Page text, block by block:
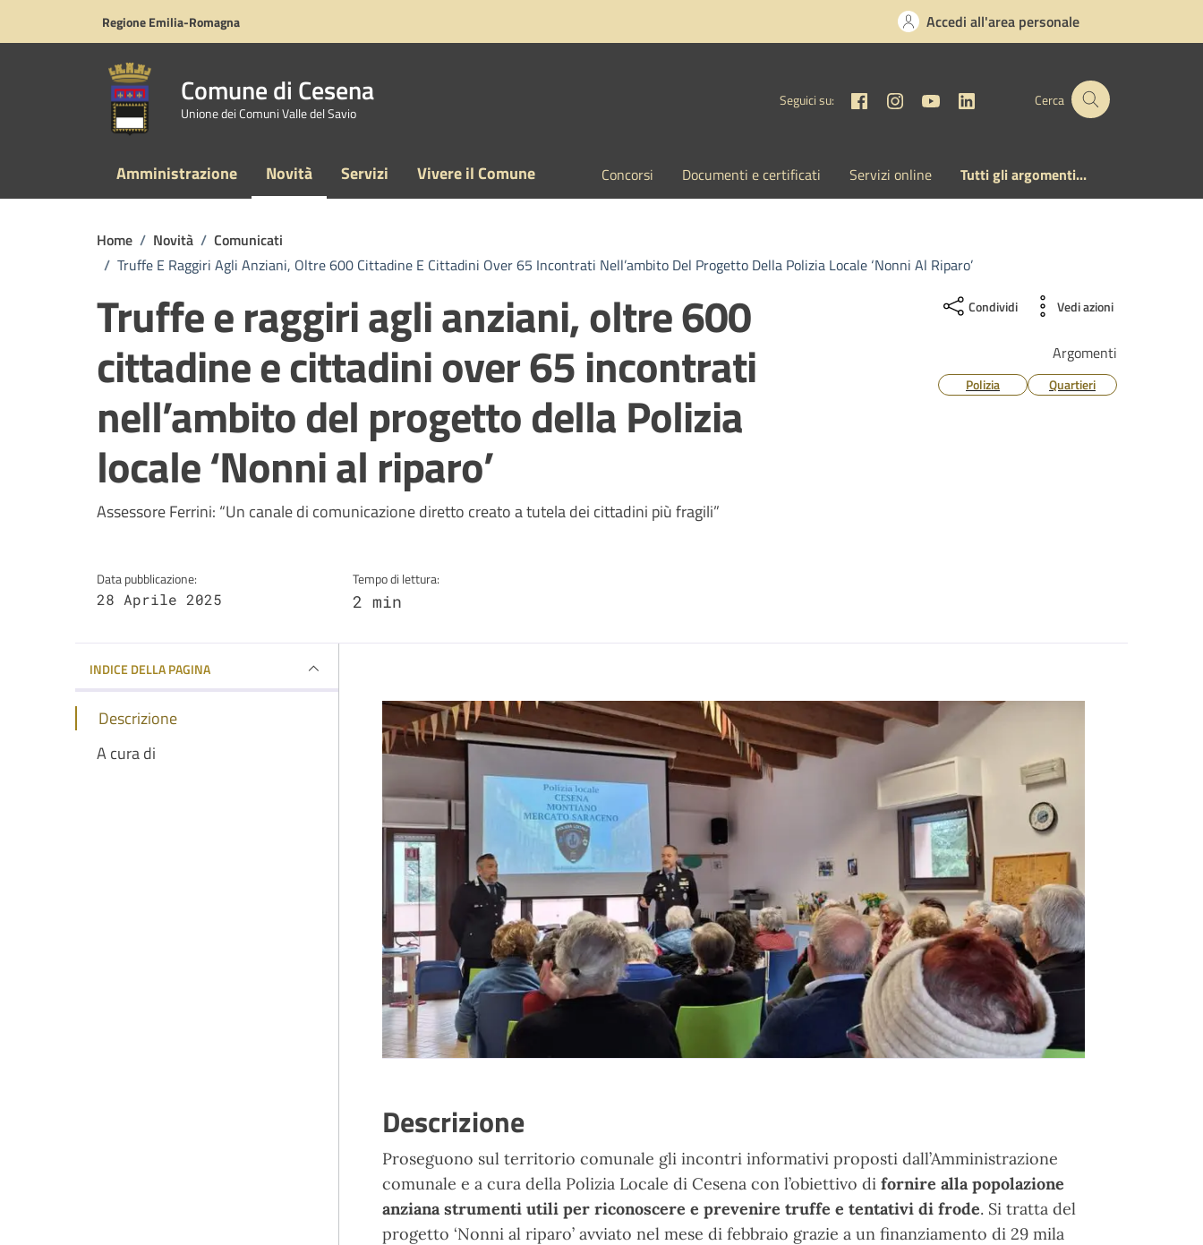
Regione Emilia-Romagna Accedi all'area personale
Comune di Cesena
Unione dei Comuni Valle del Savio
Seguici su: FacebookInstagram
YouTubeLinkedinCerca
Amministrazione Novità Servizi Vivere il Comune Concorsi Documenti e certificati Servizi online Tutti gli argomenti...
Home / Novità / Comunicati
/ Truffe E Raggiri Agli Anziani, Oltre 600 Cittadine E Cittadini Over 65 Incontrati Nell’ambito Del Progetto Della Polizia Locale ‘Nonni Al Riparo’
Truffe e raggiri agli anziani, oltre 600
cittadine e cittadini over 65 incontrati
nell’ambito del progetto della Polizia
locale ‘Nonni al riparo’
Dettagli della notizia
Assessore Ferrini: “Un canale di comunicazione diretto creato a tutela dei cittadini più fragili”
Data pubblicazione:
28 Aprile 2025
Tempo di lettura:
2 min
Condividi Vedi azioni
Argomenti
Polizia Quartieri
INDICE DELLA PAGINA
Descrizione
A cura di
Descrizione
Proseguono sul territorio comunale gli incontri informativi proposti dall’Amministrazione
comunale e a cura della Polizia Locale di Cesena con l’obiettivo di fornire alla popolazione
anziana strumenti utili per riconoscere e prevenire truffe e tentativi di frode. Si tratta del
progetto ‘Nonni al riparo’ avviato nel mese di febbraio grazie a un finanziamento di 29 mila